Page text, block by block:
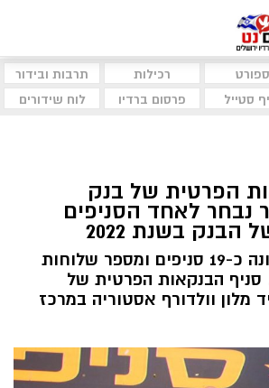
ספורט רכילות
תרבות ובידור
סטייל פרסום ברדיו לוח שידורים
הפרטית של בנק
נבחר לאחד הסניפים
הבנק בשנת 2022
בנק ירושלים, מונה כ-19 סניפים ומספר שלוחות
סניף הבנקאות הפרטית של
מלון וולדורף אסטוריה במרכז